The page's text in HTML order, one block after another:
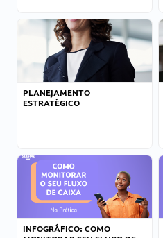
PLANEJAMENTO
ESTRATÉGICO
INFOGRÁFICO: COMO